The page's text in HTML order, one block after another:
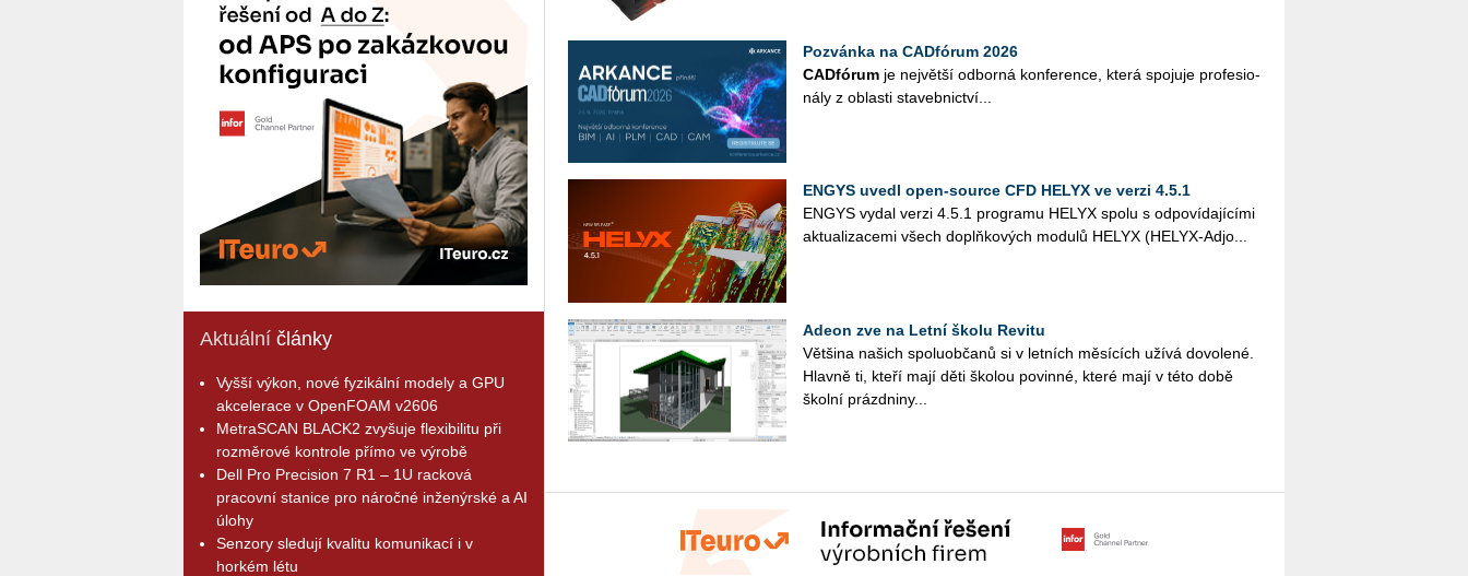
Aktuální články
Vyšší výkon, nové fyzikální modely a GPU
akcelerace v OpenFOAM v2606
MetraSCAN BLACK2 zvyšuje flexibilitu při
rozměrové kontrole přímo ve výrobě
Dell Pro Precision 7 R1 – 1U racková
pracovní stanice pro náročné inženýrské a AI
úlohy
Senzory sledují kvalitu komunikací i v
horkém létu
Pozvánka na CADfórum 2026
CAD­fó­rum je nej­vět­ší od­bor­ná kon­fe­ren­ce, která spo­ju­je pro­fe­si­o­
ná­ly z ob­las­ti sta­veb­nic­tví...
ENGYS uvedl open-source CFD HELYX ve verzi 4.5.1
ENGYS vydal verzi 4.5.1 pro­gra­mu HELYX spolu s od­po­ví­da­jí­cí­mi
ak­tu­a­li­za­ce­mi všech doplňko­vých mo­du­lů HELYX (HELYX-Ad­jo...
Adeon zve na Letní školu Revitu
Vět­ši­na na­šich spo­lu­ob­ča­nů si v let­ních mě­sí­cích užívá do­vo­le­né.
Hlav­ně ti, kteří mají děti ško­lou po­vin­né, které mají v této době
škol­ní prázd­ni­ny...